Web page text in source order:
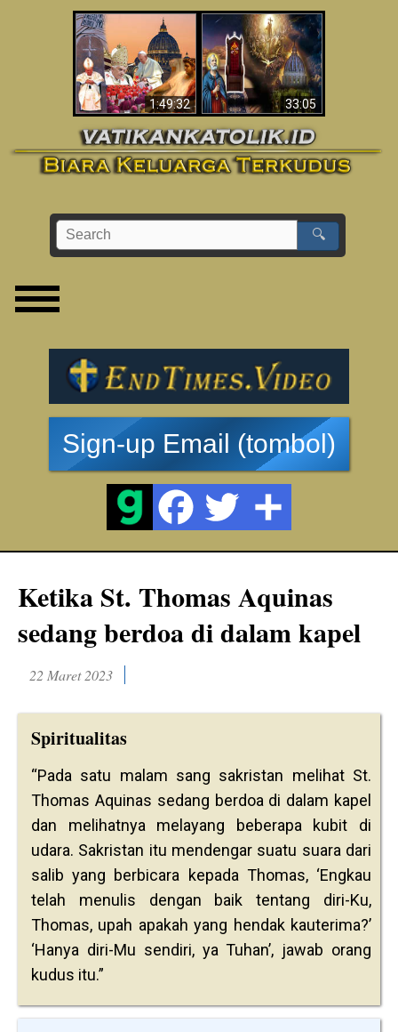
1:49:32
Wahyu di Vatikan
Sekarang
33:05
Apakah Alkitab
Memprediksikan 70
Tahun Tanpa
Seorang Paus?
🔍
Sign-up Email (tombol)
Ketika St. Thomas Aquinas
sedang berdoa di dalam kapel
22 Maret 2023
Spiritualitas
“Pada satu malam sang sakristan melihat St.
Thomas Aquinas sedang berdoa di dalam kapel
dan melihatnya melayang beberapa kubit di
udara. Sakristan itu mendengar suatu suara dari
salib yang berbicara kepada Thomas, ‘Engkau
telah menulis dengan baik tentang diri-Ku,
Thomas, upah apakah yang hendak kauterima?’
‘Hanya diri-Mu sendiri, ya Tuhan’, jawab orang
kudus itu.”